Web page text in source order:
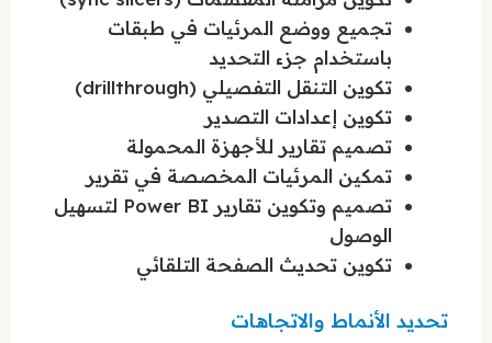
تجميع ووضع المرئيات في طبقات
باستخدام جزء التحديد
تكوين التنقل التفصيلي (drillthrough)
تكوين إعدادات التصدير
تصميم تقارير للأجهزة المحمولة
تمكين المرئيات المخصصة في تقرير
تصميم وتكوين تقارير Power BI لتسهيل
الوصول
تكوين تحديث الصفحة التلقائي
تحديد الأنماط والاتجاهات